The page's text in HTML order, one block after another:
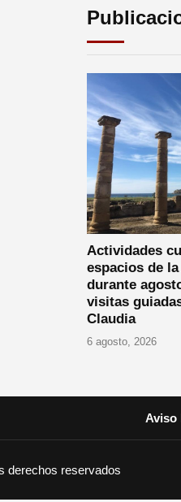
Actividades
espacios de
durante
visitas
Claudia
6 agosto, 2026
Aviso
derechos reservados